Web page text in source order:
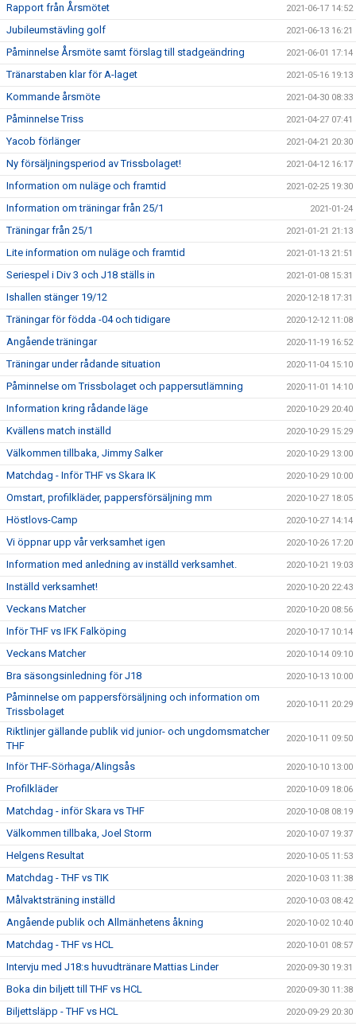
Rapport från Årsmötet 2021-06-17 14:52
Jubileumstävling golf 2021-06-13 16:21
Påminnelse Årsmöte samt förslag till stadgeändring 2021-06-01 17:14
Tränarstaben klar för A-laget 2021-05-16 19:13
Kommande årsmöte 2021-04-30 08:33
Påminnelse Triss 2021-04-27 07:41
Yacob förlänger 2021-04-21 20:30
Ny försäljningsperiod av Trissbolaget! 2021-04-12 16:17
Information om nuläge och framtid 2021-02-25 19:30
Information om träningar från 25/1 2021-01-24
Träningar från 25/1 2021-01-21 21:13
Lite information om nuläge och framtid 2021-01-13 21:51
Seriespel i Div 3 och J18 ställs in 2021-01-08 15:31
Ishallen stänger 19/12 2020-12-18 17:31
Träningar för födda -04 och tidigare 2020-12-12 11:08
Angående träningar 2020-11-19 16:52
Träningar under rådande situation 2020-11-04 15:10
Påminnelse om Trissbolaget och pappersutlämning 2020-11-01 14:10
Information kring rådande läge 2020-10-29 20:40
Kvällens match inställd 2020-10-29 15:29
Välkommen tillbaka, Jimmy Salker 2020-10-29 13:00
Matchdag - Inför THF vs Skara IK 2020-10-29 10:00
Omstart, profilkläder, pappersförsäljning mm 2020-10-27 18:05
Höstlovs-Camp 2020-10-27 14:14
Vi öppnar upp vår verksamhet igen 2020-10-26 17:20
Information med anledning av inställd verksamhet. 2020-10-21 19:03
Inställd verksamhet! 2020-10-20 22:43
Veckans Matcher 2020-10-20 08:56
Inför THF vs IFK Falköping 2020-10-17 10:14
Veckans Matcher 2020-10-14 09:10
Bra säsongsinledning för J18 2020-10-13 10:00
Påminnelse om pappersförsäljning och information om
Trissbolaget
2020-10-11 20:29
Riktlinjer gällande publik vid junior- och ungdomsmatcher
THF
2020-10-11 09:50
Inför THF-Sörhaga/Alingsås 2020-10-10 13:00
Profilkläder 2020-10-09 18:06
Matchdag - inför Skara vs THF 2020-10-08 08:19
Välkommen tillbaka, Joel Storm 2020-10-07 19:37
Helgens Resultat 2020-10-05 11:53
Matchdag - THF vs TIK 2020-10-03 11:38
Målvaktsträning inställd 2020-10-03 08:42
Angående publik och Allmänhetens åkning 2020-10-02 10:40
Matchdag - THF vs HCL 2020-10-01 08:57
Intervju med J18:s huvudtränare Mattias Linder 2020-09-30 19:31
Boka din biljett till THF vs HCL 2020-09-30 11:38
Biljettsläpp - THF vs HCL 2020-09-29 20:30